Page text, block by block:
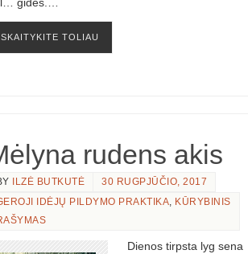
SKAITYKITE TOLIAU
rudens akis
ILZĖ BUTKUTĖ
30 RUGPJŪČIO, 2017
IDĖJŲ PILDYMO PRAKTIKA, KŪRYBINIS
Dienos tirpsta lyg sena